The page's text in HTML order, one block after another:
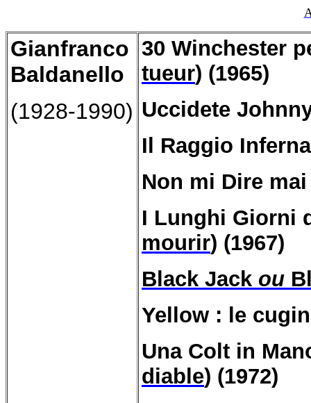
Gianfranco
Baldanello
(1928-1990)
30 Winchester
tueur) (1965)
Uccidete
Il Raggio
Non mi Dire
I Lunghi Giorni
mourir) (1967)
Black Jack ou
Yellow : le
Una Colt in
diable) (1972)